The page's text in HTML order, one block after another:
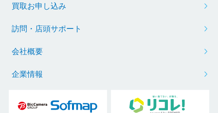
買取お申し込み
訪問・店頭サポート
会社概要
企業情報